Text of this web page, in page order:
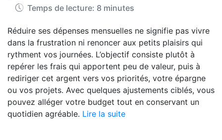
Temps de lecture: 8 minutes
Réduire ses dépenses mensuelles ne signifie pas vivre
dans la frustration ni renoncer aux petits plaisirs qui
rythment vos journées. L’objectif consiste plutôt à
repérer les frais qui apportent peu de valeur, puis à
rediriger cet argent vers vos priorités, votre épargne
ou vos projets. Avec quelques ajustements ciblés, vous
pouvez alléger votre budget tout en conservant un
quotidien agréable. Lire la suite